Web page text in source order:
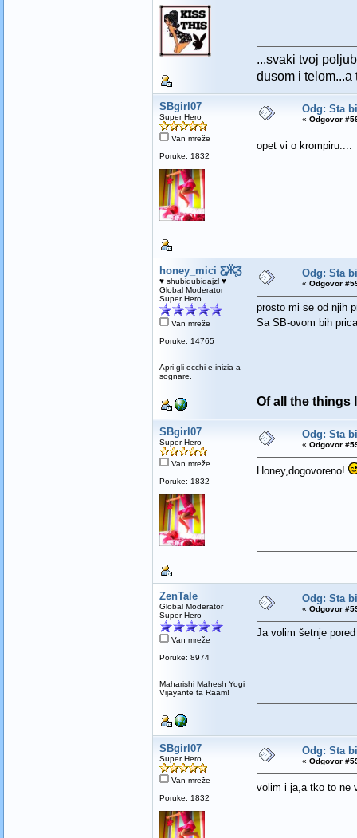
...svaki tvoj
dusom i telom...a
SBgirl07
Super Hero
Van mreže
Poruke: 1832
Odg: Sta
« Odgovor
opet vi o
honey_mici Ƹ̵̡Ӝ̵̨̄Ʒ
♥ shubidubidajzl ♥
Global Moderator
Super Hero
Van mreže
Poruke: 14765
Apri gli occhi e inizia a
sognare.
Odg: Sta
« Odgovor
prosto mi se od njih
Sa SB-ovom bih
Of all the things
SBgirl07
Super Hero
Van mreže
Poruke: 1832
Odg: Sta
« Odgovor
Honey,dogovoreno!
ZenTale
Global Moderator
Super Hero
Van mreže
Poruke: 8974
Maharishi Mahesh Yogi
Vijayante ta Raam!
Odg: Sta
« Odgovor
Ja volim šetnje
SBgirl07
Super Hero
Van mreže
Poruke: 1832
Odg: Sta
« Odgovor
volim i ja,a tko to ne